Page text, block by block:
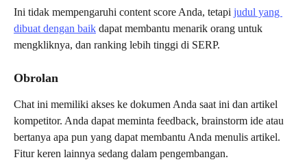
Ini tidak mempengaruhi content score Anda, tetapi judul yang
dibuat dengan baik dapat membantu menarik orang untuk
mengkliknya, dan ranking lebih tinggi di SERP.
Obrolan
Chat ini memiliki akses ke dokumen Anda saat ini dan artikel
kompetitor. Anda dapat meminta feedback, brainstorm ide atau
bertanya apa pun yang dapat membantu Anda menulis artikel.
Fitur keren lainnya sedang dalam pengembangan.